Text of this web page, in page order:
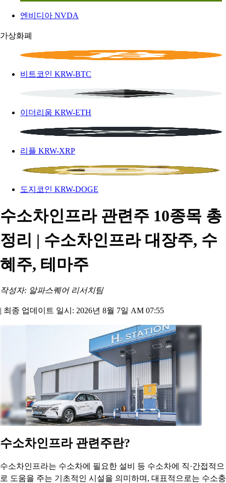
엔비디아 NVDA
가상화폐
비트코인 KRW-BTC
이더리움 KRW-ETH
리플 KRW-XRP
도지코인 KRW-DOGE
수소차인프라 관련주 10종목 총
정리 | 수소차인프라 대장주, 수
혜주, 테마주
작성자: 알파스퀘어 리서치팀
| 최종 업데이트 일시: 2026년 8월 7일 AM 07:55
수소차인프라 관련주란?
수소차인프라는 수소차에 필요한 설비 등 수소차에 직·간접적으
로 도움을 주는 기초적인 시설을 의미하며, 대표적으로는 수소충